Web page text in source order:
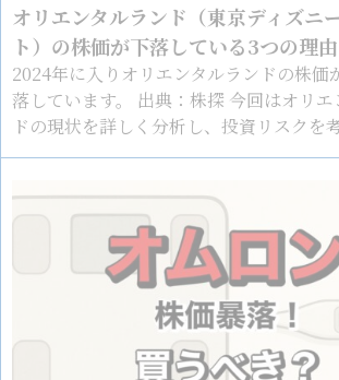
オリエンタルランド（東京ディズニ
ト）の株価が下落している3つの理由
2024年に入りオリエンタルランドの株価
落しています。 出典：株探 今回はオリエ
ドの現状を詳しく分析し、投資リスクを